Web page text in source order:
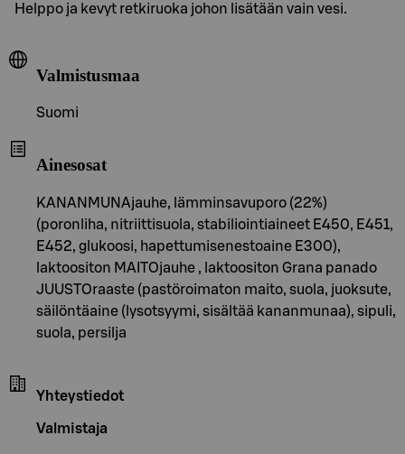
Helppo ja kevyt retkiruoka johon lisätään vain vesi.
Valmistusmaa
Suomi
Ainesosat
KANANMUNAjauhe, lämminsavuporo (22%)
(poronliha, nitriittisuola, stabiliointiaineet E450, E451,
E452, glukoosi, hapettumisenestoaine E300),
laktoositon MAITOjauhe , laktoositon Grana panado
JUUSTOraaste (pastöroimaton maito, suola, juoksute,
säilöntäaine (lysotsyymi, sisältää kananmunaa), sipuli,
suola, persilja
Yhteystiedot
Valmistaja